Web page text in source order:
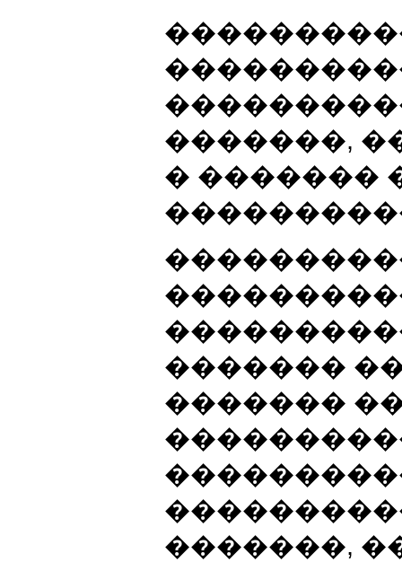
�������,
� �������
�������
�������
�������,